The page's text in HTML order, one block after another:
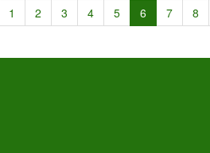
1 2 3 4 5 6 7 8